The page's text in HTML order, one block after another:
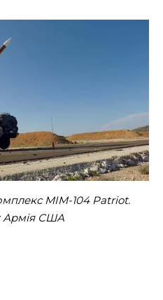
MIM-104 Patriot.
Армія США